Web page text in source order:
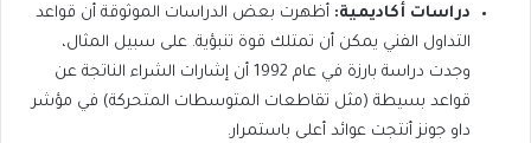
دراسات أكاديمية: أظهرت بعض الدراسات الموثوقة أن قواعد
التداول الفني يمكن أن تمتلك قوة تنبؤية. على سبيل المثال،
وجدت دراسة بارزة في عام 1992 أن إشارات الشراء الناتجة عن
قواعد بسيطة (مثل تقاطعات المتوسطات المتحركة) في مؤشر
داو جونز أنتجت عوائد أعلى باستمرار.